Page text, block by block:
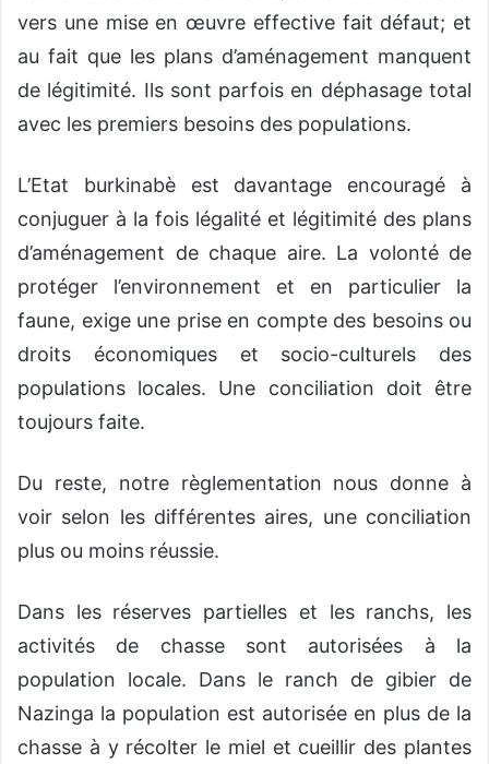
vers une mise en œuvre effective fait défaut; et
au fait que les plans d’aménagement manquent
de légitimité. Ils sont parfois en déphasage total
avec les premiers besoins des populations.
L’Etat burkinabè est davantage encouragé à
conjuguer à la fois légalité et légitimité des plans
d’aménagement de chaque aire. La volonté de
protéger l’environnement et en particulier la
faune, exige une prise en compte des besoins ou
droits économiques et socio-culturels des
populations locales. Une conciliation doit être
toujours faite.
Du reste, notre règlementation nous donne à
voir selon les différentes aires, une conciliation
plus ou moins réussie.
Dans les réserves partielles et les ranchs, les
activités de chasse sont autorisées à la
population locale. Dans le ranch de gibier de
Nazinga la population est autorisée en plus de la
chasse à y récolter le miel et cueillir des plantes